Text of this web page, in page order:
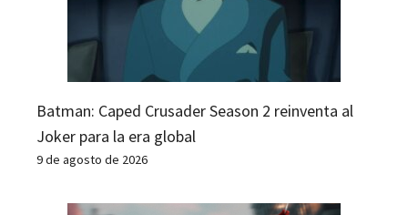
Batman: Caped Crusader Season 2 reinventa al
Joker para la era global
9 de agosto de 2026